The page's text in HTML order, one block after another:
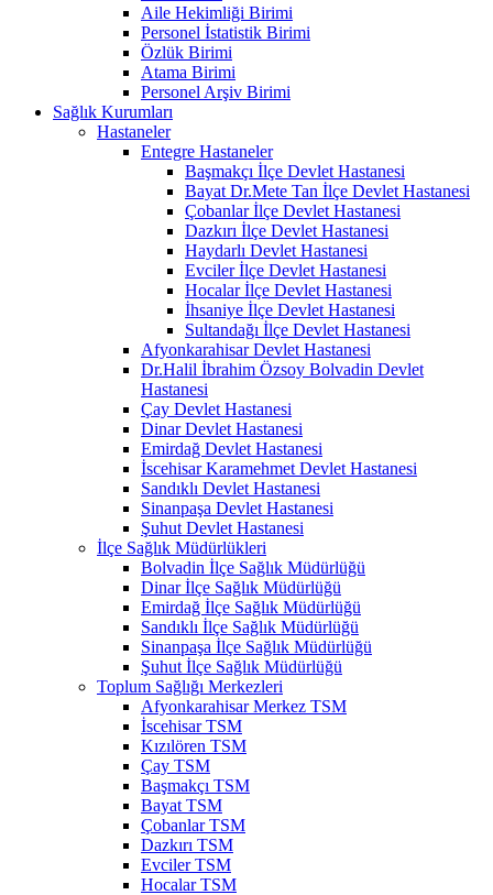
Aile Hekimliği Birimi
Personel İstatistik Birimi
Özlük Birimi
Atama Birimi
Personel Arşiv Birimi
Sağlık Kurumları
Hastaneler
Entegre Hastaneler
Başmakçı İlçe Devlet Hastanesi
Bayat Dr.Mete Tan İlçe Devlet Hastanesi
Çobanlar İlçe Devlet Hastanesi
Dazkırı İlçe Devlet Hastanesi
Haydarlı Devlet Hastanesi
Evciler İlçe Devlet Hastanesi
Hocalar İlçe Devlet Hastanesi
İhsaniye İlçe Devlet Hastanesi
Sultandağı İlçe Devlet Hastanesi
Afyonkarahisar Devlet Hastanesi
Dr.Halil İbrahim Özsoy Bolvadin Devlet
Hastanesi
Çay Devlet Hastanesi
Dinar Devlet Hastanesi
Emirdağ Devlet Hastanesi
İscehisar Karamehmet Devlet Hastanesi
Sandıklı Devlet Hastanesi
Sinanpaşa Devlet Hastanesi
Şuhut Devlet Hastanesi
İlçe Sağlık Müdürlükleri
Bolvadin İlçe Sağlık Müdürlüğü
Dinar İlçe Sağlık Müdürlüğü
Emirdağ İlçe Sağlık Müdürlüğü
Sandıklı İlçe Sağlık Müdürlüğü
Sinanpaşa İlçe Sağlık Müdürlüğü
Şuhut İlçe Sağlık Müdürlüğü
Toplum Sağlığı Merkezleri
Afyonkarahisar Merkez TSM
İscehisar TSM
Kızılören TSM
Çay TSM
Başmakçı TSM
Bayat TSM
Çobanlar TSM
Dazkırı TSM
Evciler TSM
Hocalar TSM